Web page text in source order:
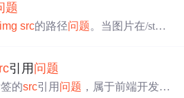
后，即可正常打包。
题
img src的路径问题。当图片在/static
是用import或require先引入图片。
引用 问题
的src引用 问题 ，属于前端开发领